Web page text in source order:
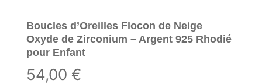
Boucles d’Oreilles Flocon de Neige
Oxyde de Zirconium – Argent 925 Rhodié
pour Enfant
54,00 €